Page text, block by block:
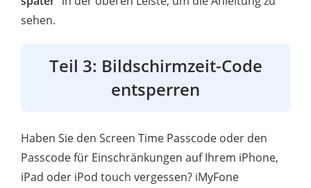
sehen.
Teil 3: Bildschirmzeit-Code
entsperren
Haben Sie den Screen Time Passcode oder den
Passcode für Einschränkungen auf Ihrem iPhone,
iPad oder iPod touch vergessen? iMyFone